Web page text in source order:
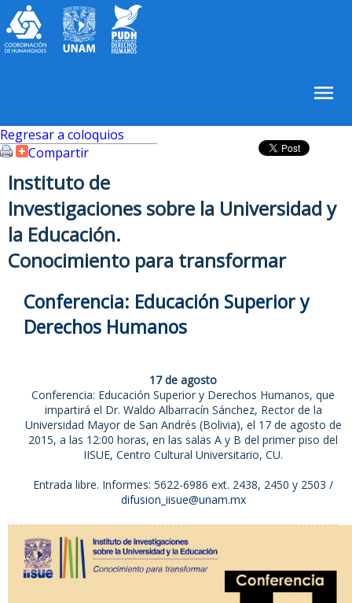
Regresar a coloquios
Compartir
Instituto de
Investigaciones sobre la Universidad y
la Educación.
Conocimiento para transformar
Conferencia: Educación Superior y
Derechos Humanos
17 de agosto
Conferencia: Educación Superior y Derechos Humanos, que
impartirá el Dr. Waldo Albarracín Sánchez, Rector de la
Universidad Mayor de San Andrés (Bolivia), el 17 de agosto de
2015, a las 12:00 horas, en las salas A y B del primer piso del
IISUE, Centro Cultural Universitario, CU.
Entrada libre. Informes: 5622-6986 ext. 2438, 2450 y 2503 /
difusion_iisue@unam.mx